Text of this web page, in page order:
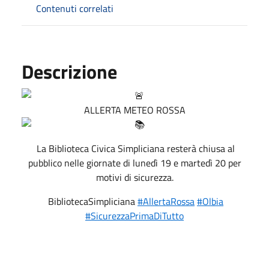
Contenuti correlati
Descrizione
ALLERTA METEO ROSSA
La Biblioteca Civica Simpliciana resterà chiusa al
pubblico nelle giornate di lunedì 19 e martedì 20 per
motivi di sicurezza.
BibliotecaSimpliciana#AllertaRossa#Olbia
#SicurezzaPrimaDiTutto